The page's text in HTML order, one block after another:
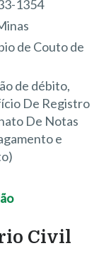
1354
de Couto de
de débito,
De Registro
De Notas
e
Civil